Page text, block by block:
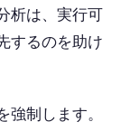
析は、実行可
するのを助け
制します。